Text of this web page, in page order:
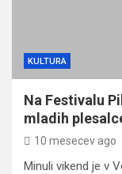
KULTURA
Na Festivalu
mladih
10 mesecev ago
Minuli vikend je v